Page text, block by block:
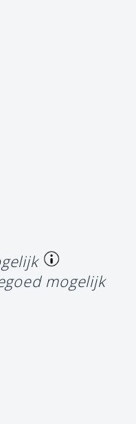
mogelijk